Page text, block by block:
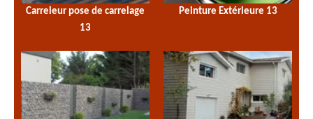
Carreleur pose de carrelage
13
Peinture Extérieure 13